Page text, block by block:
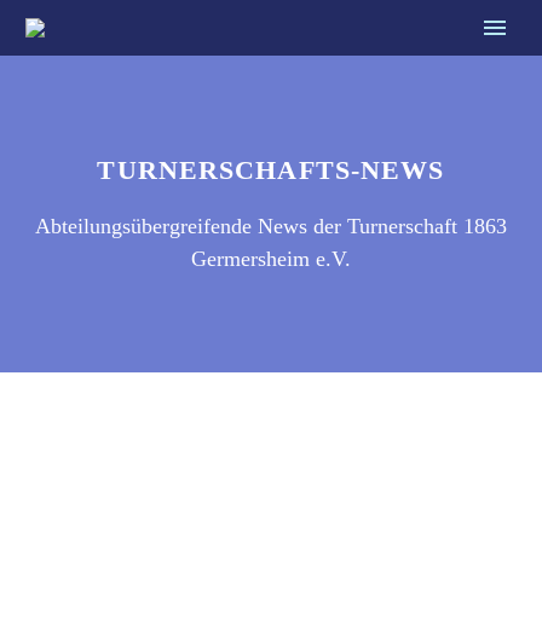
TURNERSCHAFTS-NEWS
Abteilungsübergreifende News der Turnerschaft 1863
Germersheim e.V.